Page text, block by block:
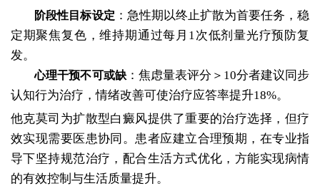
阶段性目标设定 ：急性期以终止扩散为首要任务，稳
定期聚焦复色，维持期通过每月1次低剂量光疗预防复
发。
心理干预不可或缺：焦虑量表评分＞10分者建议同步
认知行为治疗，情绪改善可使治疗应答率提升18%。
他克莫司为扩散型白癜风提供了重要的治疗选择，但疗
效实现需要医患协同。患者应建立合理预期，在专业指
导下坚持规范治疗，配合生活方式优化，方能实现病情
的有效控制与生活质量提升。